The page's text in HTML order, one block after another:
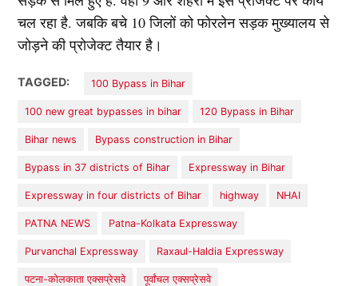
चल रहा है. जबकि बचे 10 जिलों को फोरलेन सड़क मुख्यालय से
जोड़ने की प्रोजेक्ट तैयार है।
TAGGED: 100 Bypass in Bihar
100 new great bypasses in bihar 120 Bypass in Bihar
Bihar news Bypass construction in Bihar
Bypass in 37 districts of Bihar Expressway in Bihar
Expressway in four districts of Bihar highway NHAI
PATNA NEWS Patna-Kolkata Expressway
Purvanchal Expressway Raxaul-Haldia Expressway
पटना-कोलकाता एक्सप्रेसवे पूर्वांचल एक्सप्रेसवे